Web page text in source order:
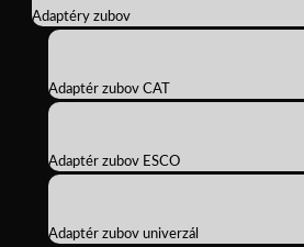
Adaptéry zubov
Adaptér zubov CAT
Adaptér zubov ESCO
Adaptér zubov univerzál